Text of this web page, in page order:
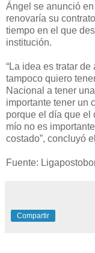
Ángel se anunció
renovaría su
tiempo en el que
institución.
“La idea es tratar
tampoco quiero
Nacional a tener
importante tener un
porque el día que el
mío no es
costado”, concluyó
Fuente:
Compartir